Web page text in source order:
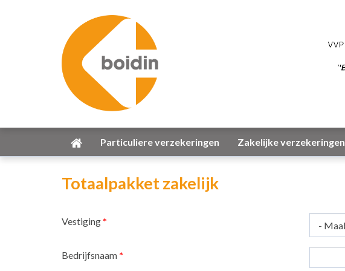
Particuliere verzekeringen Zakelijke verzekeringen
Totaalpakket zakelijk
Vestiging *
Bedrijfsnaam *